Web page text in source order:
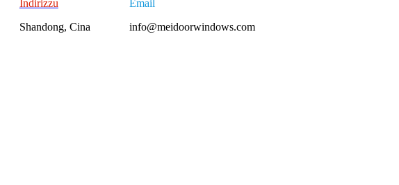
Indirizzu
Shandong, Cina
Email
info@meidoorwindows.com